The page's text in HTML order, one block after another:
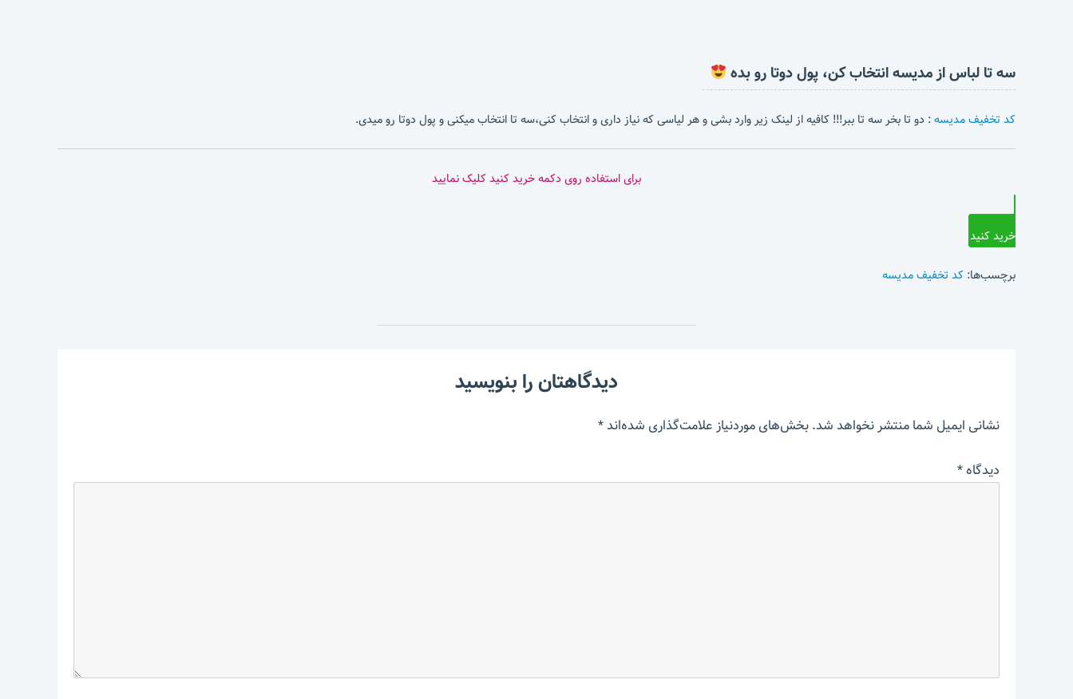
سه تا لباس از مدیسه انتخاب کن، پول دوتا رو بده
کد تخفیف مدیسه: دو تا بخر سه تا ببر!!! کافیه از لینک زیر وارد بشی و هر لیاسی که نیاز داری و انتخاب کنی،سه تا انتخاب میکنی و پول دوتا رو میدی.
برای استفاده روی دکمه خرید کنید کلیک نمایید
خرید کنید
برچسب‌ها: کد تخفیف مدیسه
دیدگاهتان را بنویسید
نشانی ایمیل شما منتشر نخواهد شد.بخش‌های موردنیاز علامت‌گذاری شده‌اند*
دیدگاه*